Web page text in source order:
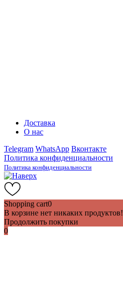
Доставка
О нас
Telegram WhatsApp Вконтакте
Политика конфиденциальности
Политика конфиденциальности
Shopping cart0
В корзине нет никаких продуктов!
Продолжить покупки
0